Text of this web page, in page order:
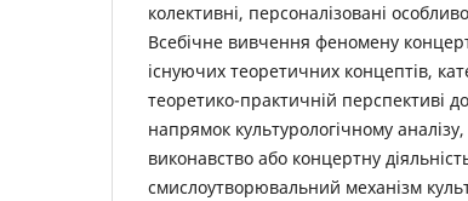
колективні, персоналізовані
Всебічне вивчення феномену
існуючих теоретичних концептів,
теоретико-практичній перспективі
напрямок культурологічному
виконавство або концертну
смислоутворювальний механізм